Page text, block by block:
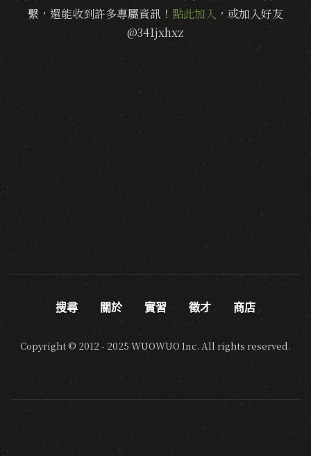
繫，還能收到許多專屬資訊！ 點此加入 ，或加入好友
@341jxhxz
搜尋 關於 實習 徵才 商店
Copyright © 2012 - 2025 WUOWUO Inc. All rights reserved.